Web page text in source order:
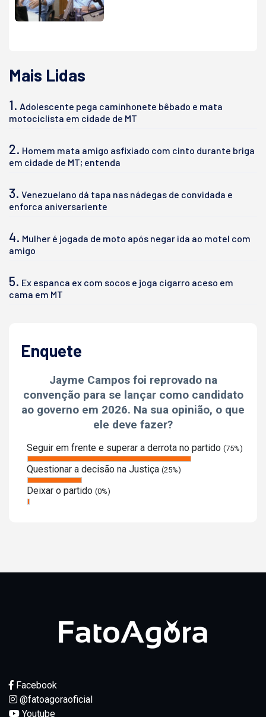
Mais Lidas
1. Adolescente pega caminhonete bêbado e mata
motociclista em cidade de MT
2. Homem mata amigo asfixiado com cinto durante briga
em cidade de MT; entenda
3. Venezuelano dá tapa nas nádegas de convidada e
enforca aniversariente
4. Mulher é jogada de moto após negar ida ao motel com
amigo
5. Ex espanca ex com socos e joga cigarro aceso em
cama em MT
Enquete
Jayme Campos foi reprovado na
convenção para se lançar como candidato
ao governo em 2026. Na sua opinião, o que
ele deve fazer?
Seguir em frente e superar a derrota no partido (75%)
Questionar a decisão na Justiça (25%)
Deixar o partido (0%)
Facebook
@fatoagoraoficial
Youtube